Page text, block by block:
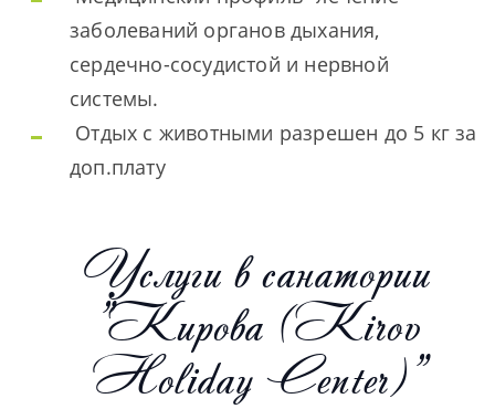
заболеваний органов дыхания,
сердечно-сосудистой и нервной
системы.
Отдых с животными разрешен до 5 кг за
доп.плату
Услуги в санатории
"Кирова (Kirov
Holiday Center)"